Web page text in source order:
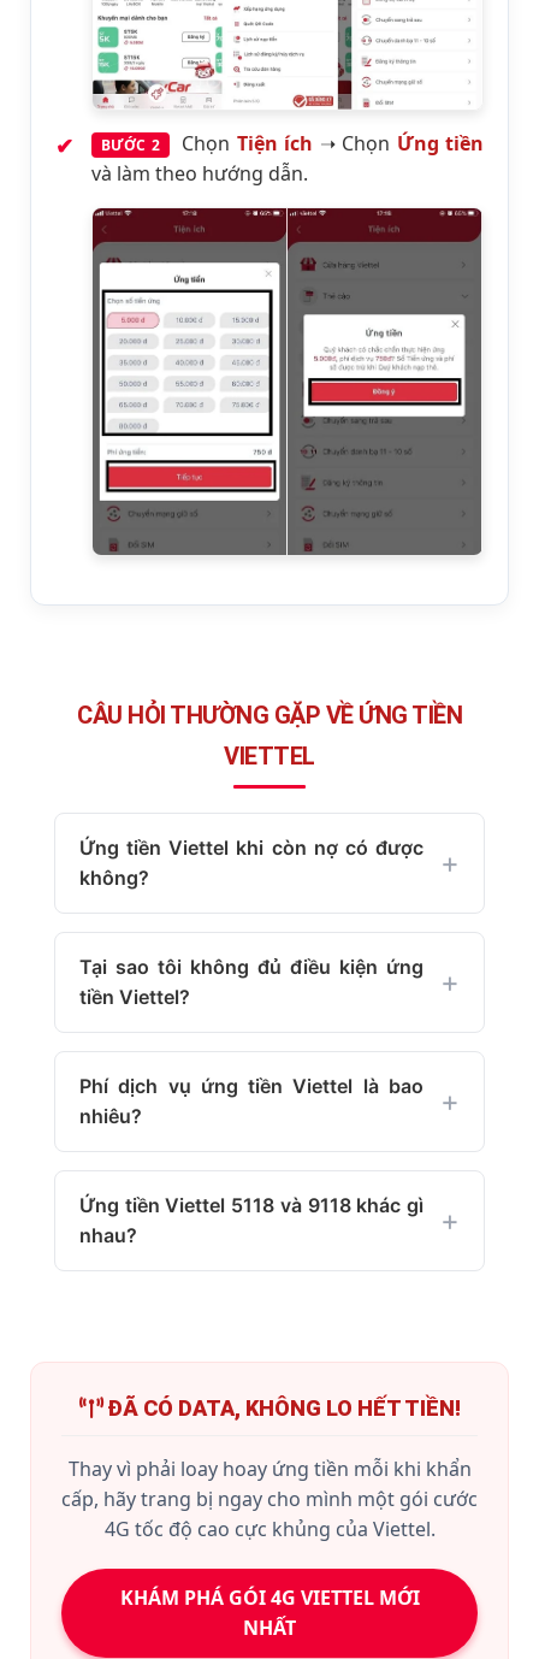
BƯỚC 2 Chọn Tiện ích ➝ Chọn Ứng tiền
và làm theo hướng dẫn.
CÂU HỎI THƯỜNG GẶP VỀ ỨNG TIỀN
VIETTEL
Ứng tiền Viettel khi còn nợ có được
không?
Tại sao tôi không đủ điều kiện ứng
tiền Viettel?
Phí dịch vụ ứng tiền Viettel là bao
nhiêu?
Ứng tiền Viettel 5118 và 9118 khác gì
nhau?
ĐÃ CÓ DATA, KHÔNG LO HẾT TIỀN!
Thay vì phải loay hoay ứng tiền mỗi khi khẩn
cấp, hãy trang bị ngay cho mình một gói cước
4G tốc độ cao cực khủng của Viettel.
KHÁM PHÁ GÓI 4G VIETTEL MỚI
NHẤT